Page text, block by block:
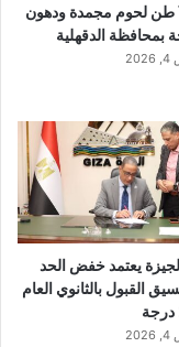
ضبط 1.5 طن لحوم مجمدة ودهون
بمحافظة الدقهلية
يعتمد خفض الحد
القبول بالثانوي العام